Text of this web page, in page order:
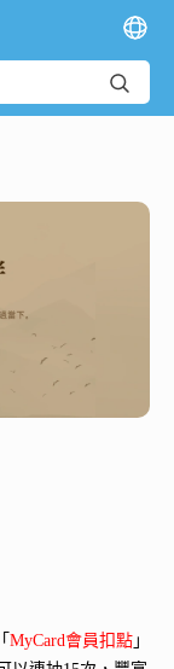
MyCard會員扣點 」